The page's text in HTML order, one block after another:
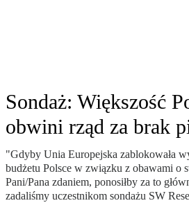
Sondaż: Większość
obwini rząd za brak
"Gdyby Unia Europejska zablokowała
budżetu Polsce w związku z obawami o
Pani/Pana zdaniem, ponosiłby za to
zadaliśmy uczestnikom sondażu SW